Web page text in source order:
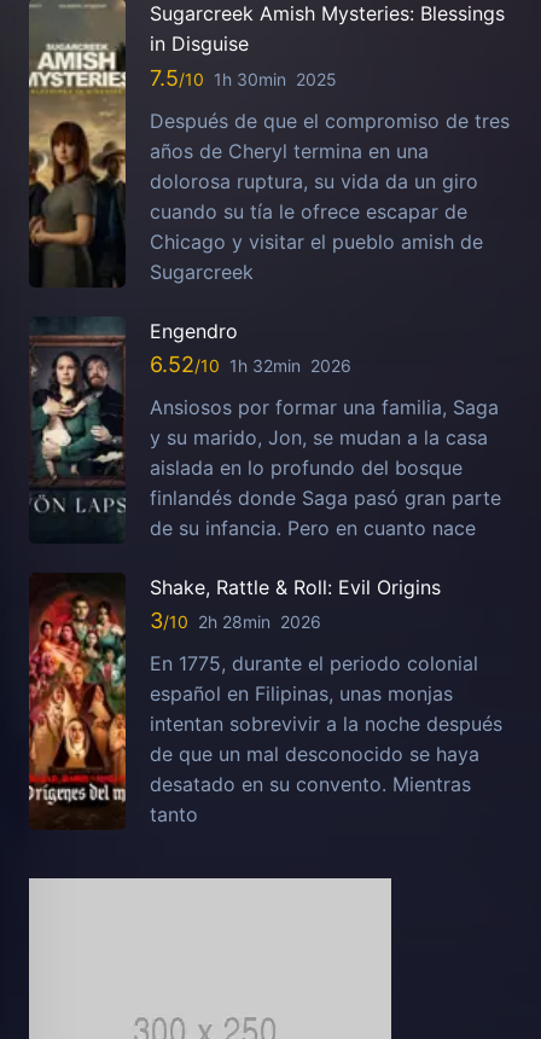
Sugarcreek Amish Mysteries: Blessings
in Disguise
7.5 1h 30min 2025
Después de que el compromiso de tres
años de Cheryl termina en una
dolorosa ruptura, su vida da un giro
cuando su tía le ofrece escapar de
Chicago y visitar el pueblo amish de
Sugarcreek
Engendro
6.52 1h 32min 2026
Ansiosos por formar una familia, Saga
y su marido, Jon, se mudan a la casa
aislada en lo profundo del bosque
finlandés donde Saga pasó gran parte
de su infancia. Pero en cuanto nace
Shake, Rattle & Roll: Evil Origins
3 2h 28min 2026
En 1775, durante el periodo colonial
español en Filipinas, unas monjas
intentan sobrevivir a la noche después
de que un mal desconocido se haya
desatado en su convento. Mientras
tanto